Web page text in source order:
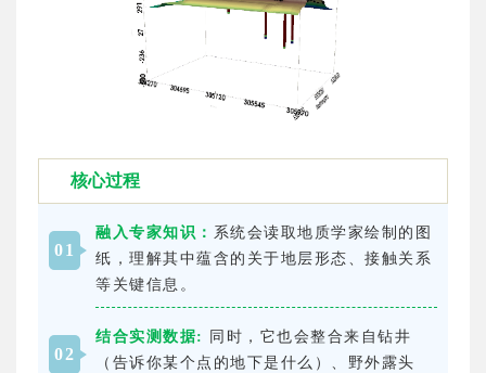
核心过程
01
融入专家知识： 系统会读取地质学家绘制的图
纸，理解其中蕴含的关于地层形态、接触关系
等关键信息。
02
结合实测数据:
同时，它也会整合来自钻井
（告诉你某个点的地下是什么）、野外露头